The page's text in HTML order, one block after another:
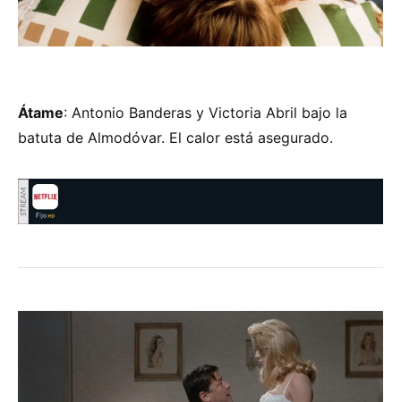
Átame: Antonio Banderas y Victoria Abril bajo la
batuta de Almodóvar. El calor está asegurado.